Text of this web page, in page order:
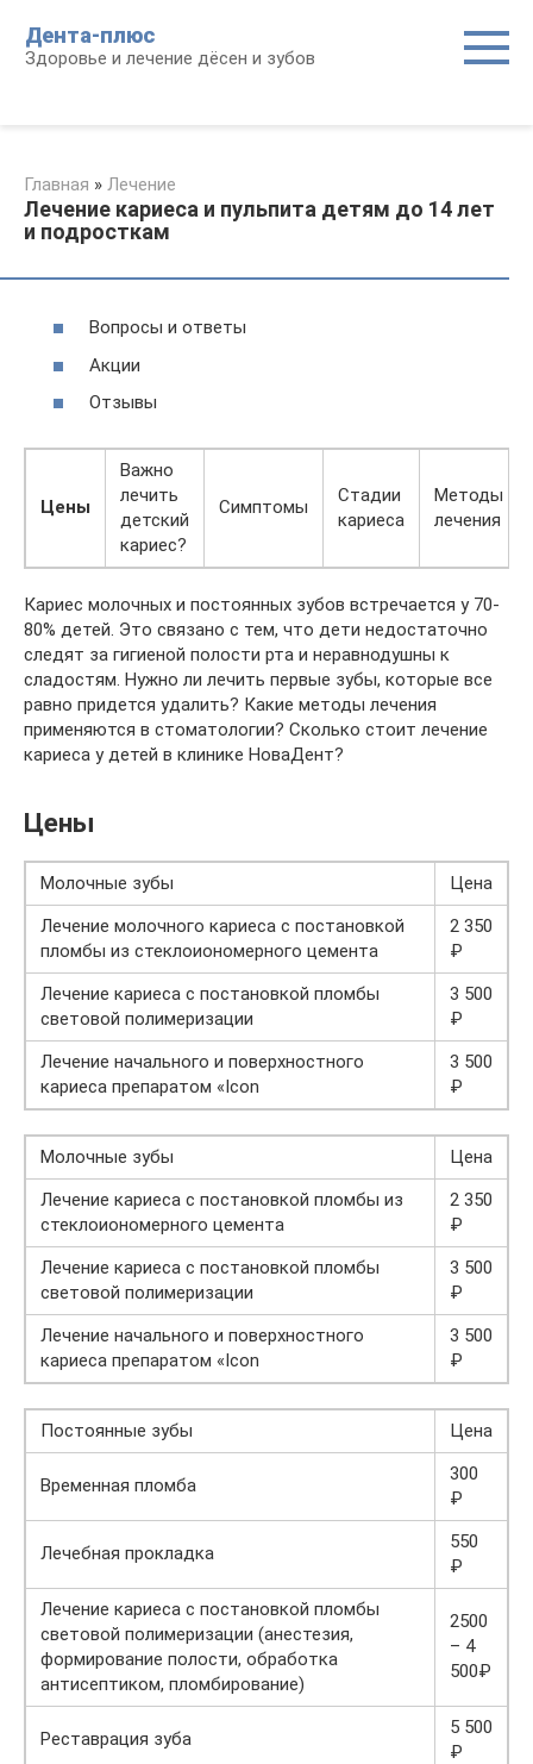
контенту
Дента-плюс
Здоровье и лечение дёсен и зубов
Главная » Лечение
Лечение кариеса и пульпита детям до 14 лет
и подросткам
Вопросы и ответы
Акции
Отзывы
Цены
Важно
лечить
детский
кариес?
Симптомы
Стадии
кариеса
Методы
лечения
Кариес молочных и постоянных зубов встречается у 70-
80% детей. Это связано с тем, что дети недостаточно
следят за гигиеной полости рта и неравнодушны к
сладостям. Нужно ли лечить первые зубы, которые все
равно придется удалить? Какие методы лечения
применяются в стоматологии? Сколько стоит лечение
кариеса у детей в клинике НоваДент?
Цены
Молочные зубы
Цена
Лечение молочного кариеса с постановкой
пломбы из стеклоиономерного цемента
2 350
₽
Лечение кариеса с постановкой пломбы
световой полимеризации
3 500
₽
Лечение начального и поверхностного
кариеса препаратом «Icon
3 500
₽
Молочные зубы
Цена
Лечение кариеса с постановкой пломбы из
стеклоиономерного цемента
2 350
₽
Лечение кариеса с постановкой пломбы
световой полимеризации
3 500
₽
Лечение начального и поверхностного
кариеса препаратом «Icon
3 500
₽
Постоянные зубы Цена
Временная пломба
300
₽
Лечебная прокладка
550
₽
Лечение кариеса с постановкой пломбы
световой полимеризации (анестезия,
формирование полости, обработка
антисептиком, пломбирование)
2500
– 4
500₽
Реставрация зуба
5 500
₽